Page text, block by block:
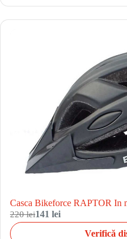
Casca Bikeforce RAPTOR In
220 lei141 lei
Verifică